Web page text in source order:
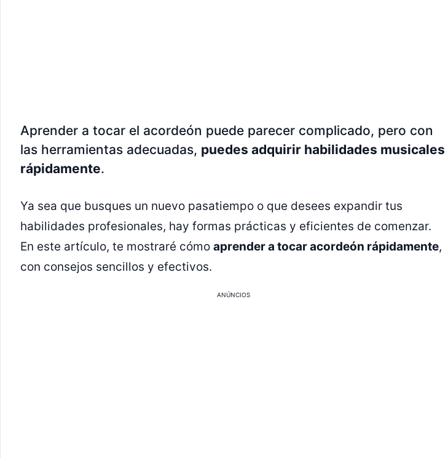
Aprender a tocar el acordeón puede parecer complicado, pero con
las herramientas adecuadas, puedes adquirir habilidades musicales
rápidamente.
Ya sea que busques un nuevo pasatiempo o que desees expandir tus
habilidades profesionales, hay formas prácticas y eficientes de comenzar.
En este artículo, te mostraré cómo aprender a tocar acordeón rápidamente,
con consejos sencillos y efectivos.
ANÚNCIOS